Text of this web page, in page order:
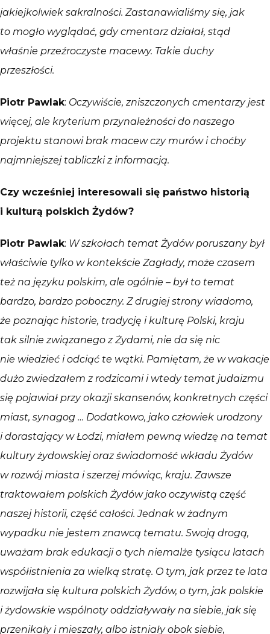
jakiejkolwiek sakralności. Zastanawialiśmy się, jak
to mogło wyglądać, gdy cmentarz działał, stąd
właśnie przeźroczyste macewy. Takie duchy
przeszłości.
Piotr Pawlak: Oczywiście, zniszczonych cmentarzy jest
więcej, ale kryterium przynależności do naszego
projektu stanowi brak macew czy murów i choćby
najmniejszej tabliczki z informacją.
Czy wcześniej interesowali się państwo historią
i kulturą polskich Żydów?
Piotr Pawlak: W szkołach temat Żydów poruszany był
właściwie tylko w kontekście Zagłady, może czasem
też na języku polskim, ale ogólnie – był to temat
bardzo, bardzo poboczny. Z drugiej strony wiadomo,
że poznając historie, tradycję i kulturę Polski, kraju
tak silnie związanego z Żydami, nie da się nic
nie wiedzieć i odciąć te wątki. Pamiętam, że w wakacje
dużo zwiedzałem z rodzicami i wtedy temat judaizmu
się pojawiał przy okazji skansenów, konkretnych części
miast, synagog … Dodatkowo, jako człowiek urodzony
i dorastający w Łodzi, miałem pewną wiedzę na temat
kultury żydowskiej oraz świadomość wkładu Żydów
w rozwój miasta i szerzej mówiąc, kraju. Zawsze
traktowałem polskich Żydów jako oczywistą część
naszej historii, część całości. Jednak w żadnym
wypadku nie jestem znawcą tematu. Swoją drogą,
uważam brak edukacji o tych niemalże tysiącu latach
współistnienia za wielką stratę. O tym, jak przez te lata
rozwijała się kultura polskich Żydów, o tym, jak polskie
i żydowskie wspólnoty oddziaływały na siebie, jak się
przenikały i mieszały, albo istniały obok siebie,